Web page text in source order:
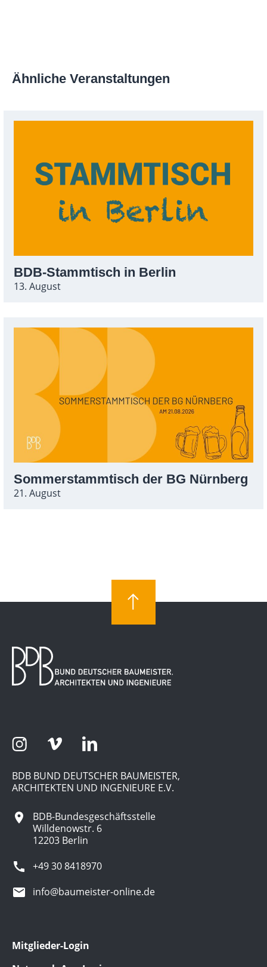
Ähnliche Veranstaltungen
BDB-Stammtisch in Berlin
13. August
Sommerstammtisch der BG Nürnberg
21. August
BDB BUND DEUTSCHER BAUMEISTER,
ARCHITEKTEN UND INGENIEURE E.V.
BDB-Bundesgeschäftsstelle
Willdenowstr. 6
12203 Berlin
+49 30 8418970
info@baumeister-online.de
Mitglieder-Login